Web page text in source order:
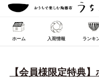
ホーム 入荷情報 ランキ
【会員様限定特典